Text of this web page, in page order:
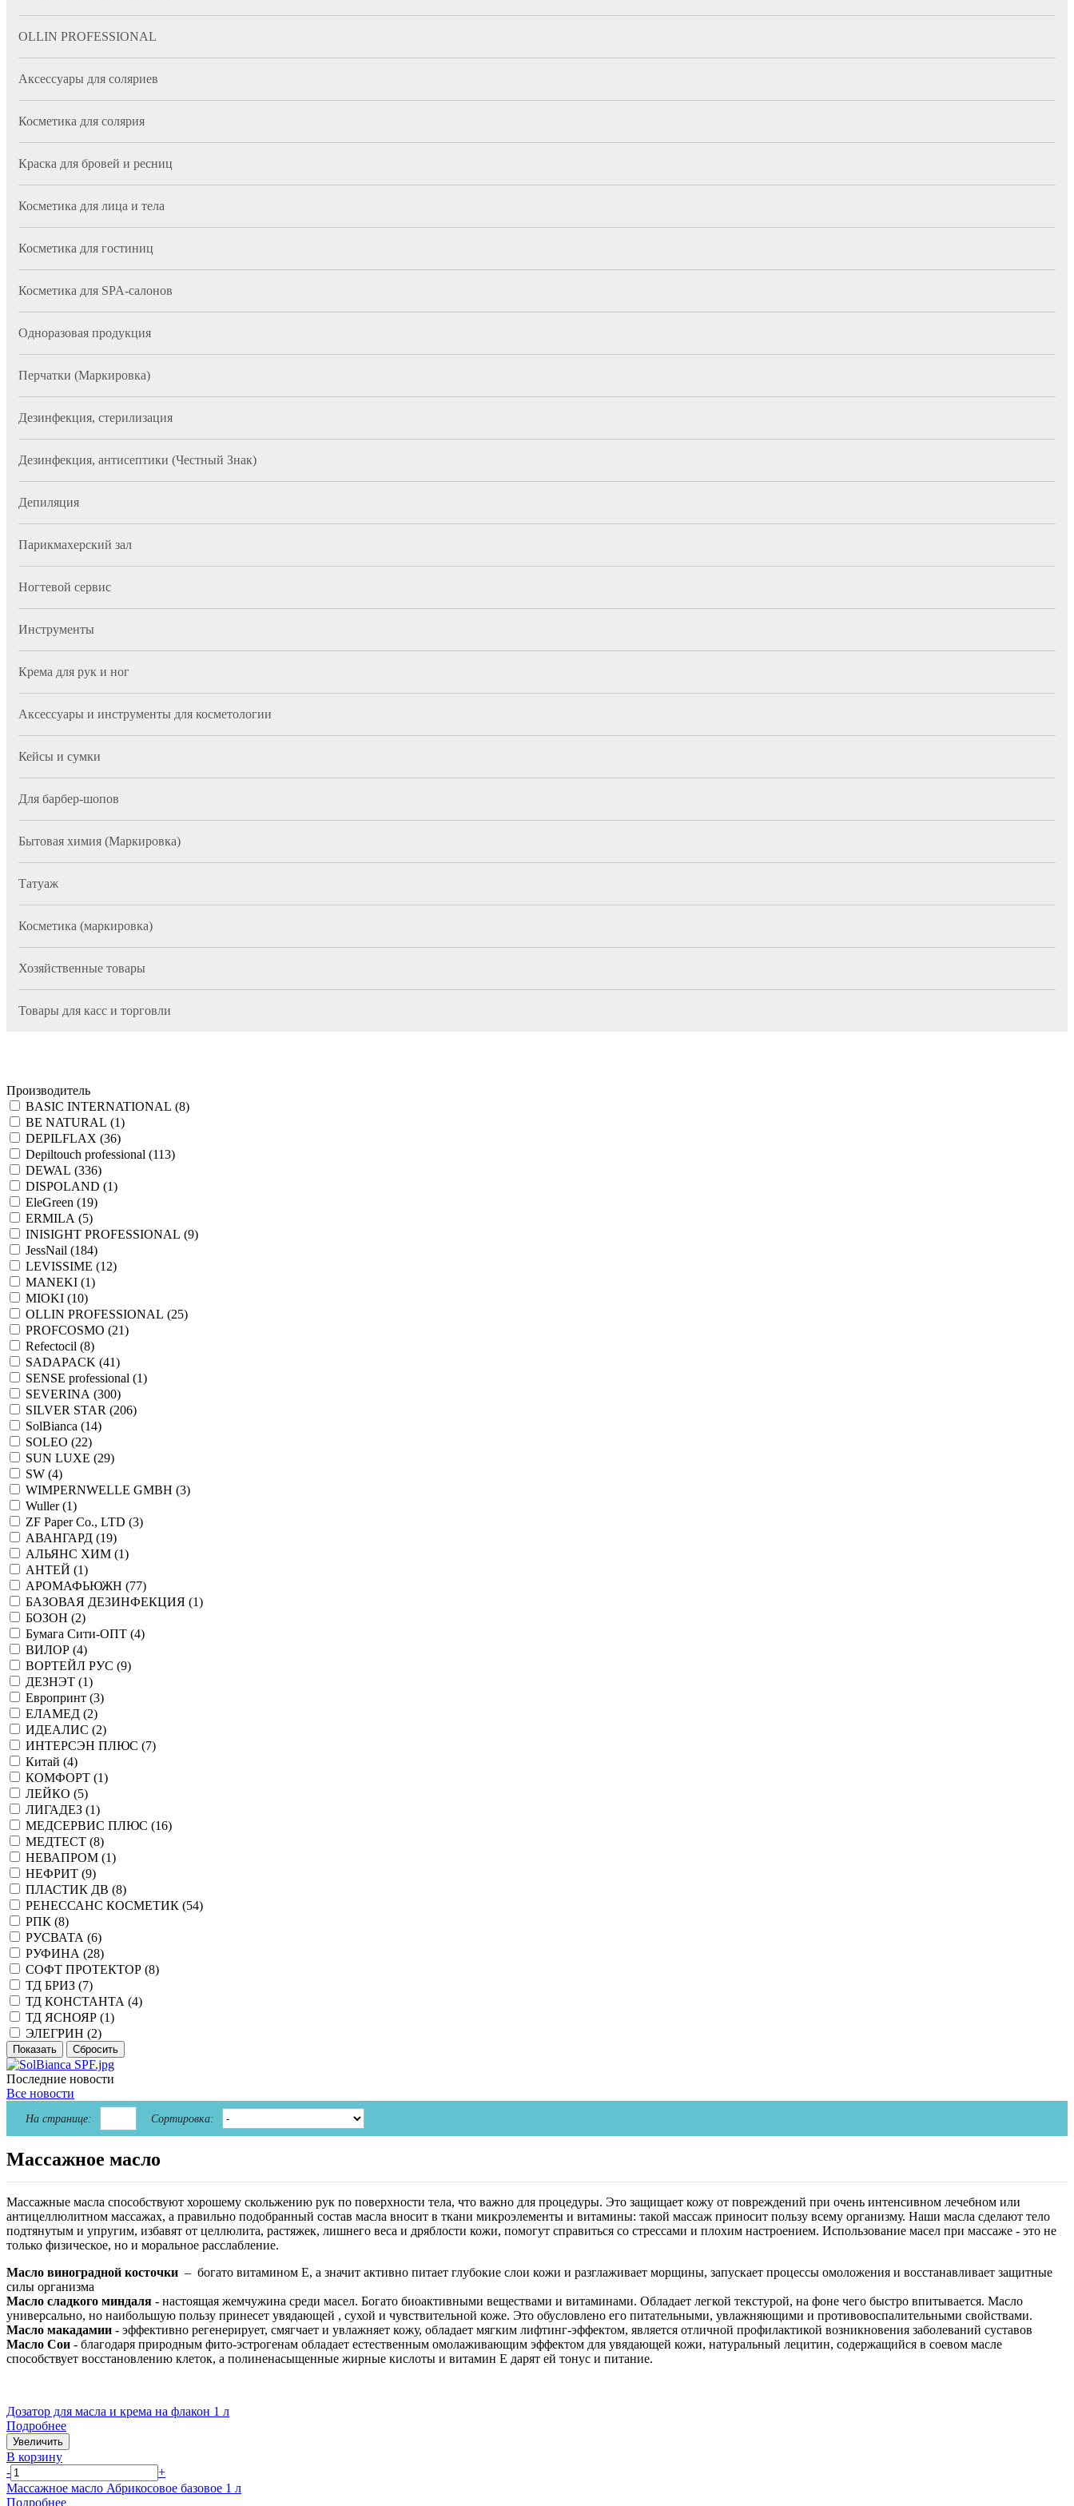
OLLIN PROFESSIONAL
Аксессуары для соляриев
Косметика для солярия
Краска для бровей и ресниц
Косметика для лица и тела
Косметика для гостиниц
Косметика для SPA-салонов
Одноразовая продукция
Перчатки (Маркировка)
Дезинфекция, стерилизация
Дезинфекция, антисептики (Честный Знак)
Депиляция
Парикмахерский зал
Ногтевой сервис
Инструменты
Крема для рук и ног
Аксессуары и инструменты для косметологии
Кейсы и сумки
Для барбер-шопов
Бытовая химия (Маркировка)
Татуаж
Косметика (маркировка)
Хозяйственные товары
Товары для касс и торговли
Производитель
BASIC INTERNATIONAL (8)
BE NATURAL (1)
DEPILFLAX (36)
Depiltouch professional (113)
DEWAL (336)
DISPOLAND (1)
EleGreen (19)
ERMILA (5)
INISIGHT PROFESSIONAL (9)
JessNail (184)
LEVISSIME (12)
MANEKI (1)
MIOKI (10)
OLLIN PROFESSIONAL (25)
PROFCOSMO (21)
Refectocil (8)
SADAPACK (41)
SENSE professional (1)
SEVERINA (300)
SILVER STAR (206)
SolBianca (14)
SOLEO (22)
SUN LUXE (29)
SW (4)
WIMPERNWELLE GMBH (3)
Wuller (1)
ZF Paper Co., LTD (3)
АВАНГАРД (19)
АЛЬЯНС ХИМ (1)
АНТЕЙ (1)
АРОМАФЬЮЖН (77)
БАЗОВАЯ ДЕЗИНФЕКЦИЯ (1)
БОЗОН (2)
Бумага Сити-ОПТ (4)
ВИЛОР (4)
ВОРТЕЙЛ РУС (9)
ДЕЗНЭТ (1)
Европринт (3)
ЕЛАМЕД (2)
ИДЕАЛИС (2)
ИНТЕРСЭН ПЛЮС (7)
Китай (4)
КОМФОРТ (1)
ЛЕЙКО (5)
ЛИГАДЕЗ (1)
МЕДСЕРВИС ПЛЮС (16)
МЕДТЕСТ (8)
НЕВАПРОМ (1)
НЕФРИТ (9)
ПЛАСТИК ДВ (8)
РЕНЕССАНС КОСМЕТИК (54)
РПК (8)
РУСВАТА (6)
РУФИНА (28)
СОФТ ПРОТЕКТОР (8)
ТД БРИЗ (7)
ТД КОНСТАНТА (4)
ТД ЯСНОЯР (1)
ЭЛЕГРИН (2)
Последние новости
Все новости
На странице: Сортировка:
Массажное масло
Массажные масла способствуют хорошему скольжению рук по поверхности тела, что важно для процедуры. Это защищает кожу от повреждений при очень интенсивном лечебном или
антицеллюлитном массажах, а правильно подобранный состав масла вносит в ткани микроэлементы и витамины: такой массаж приносит пользу всему организму. Наши масла сделают тело
подтянутым и упругим, избавят от целлюлита, растяжек, лишнего веса и дряблости кожи, помогут справиться со стрессами и плохим настроением. Использование масел при массаже - это не
только физическое, но и моральное расслабление.
Масло виноградной косточки – богато витамином Е, а значит активно питает глубокие слои кожи и разглаживает морщины, запускает процессы омоложения и восстанавливает защитные
силы организма
Масло сладкого миндаля - настоящая жемчужина среди масел. Богато биоактивными веществами и витаминами. Обладает легкой текстурой, на фоне чего быстро впитывается. Масло
универсально, но наибольшую пользу принесет увядающей , сухой и чувствительной коже. Это обусловлено его питательными, увлажняющими и противовоспалительными свойствами.
Масло макадамии - эффективно регенерирует, смягчает и увлажняет кожу, обладает мягким лифтинг-эффектом, является отличной профилактикой возникновения заболеваний суставов
Масло Сои - благодаря природным фито-эстрогенам обладает естественным омолаживающим эффектом для увядающей кожи, натуральный лецитин, содержащийся в соевом масле
способствует восстановлению клеток, а полиненасыщенные жирные кислоты и витамин Е дарят ей тонус и питание.
Дозатор для масла и крема на флакон 1 л
Подробнее
Увеличить
В корзину
-
+
Массажное масло Абрикосовое базовое 1 л
Подробнее